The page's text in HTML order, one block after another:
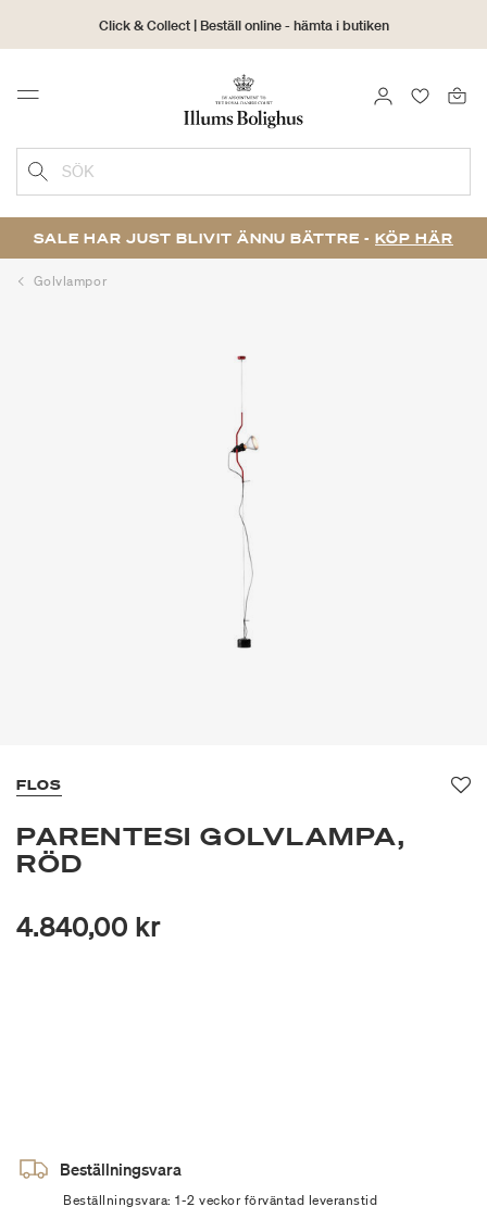
Click & Collect | Beställ online - hämta i butiken
30 dagars returrätt
Menu LOGGA IN
SÖK
SALE HAR JUST BLIVIT ÄNNU BÄTTRE - KÖP HÄR
Golvlampor
FLOS
PARENTESI GOLVLAMPA,
RÖD
4.840,00 kr
Beställningsvara
Beställningsvara: 1-2 veckor förväntad leveranstid